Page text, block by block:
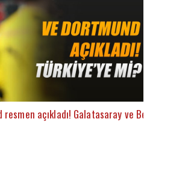
açıkladı! Galatasaray ve Beşiktaş...